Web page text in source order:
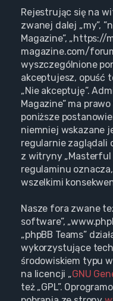
Rejestrując się na
zwanej dalej „my”,
Magazine”,
magazine.com/
wyszczególnione
akceptujesz, opuść
„Nie akceptuję”.
Magazine” ma
poniższe
niemniej wskazane
regularnie zaglądali
z witryny „Masterful
regulaminu
wszelkimi
Nasze fora zwane też
software”,
„phpBB Teams”
wykorzystujące
środowiskiem typu
na licencji „GNU
też „GPL”.